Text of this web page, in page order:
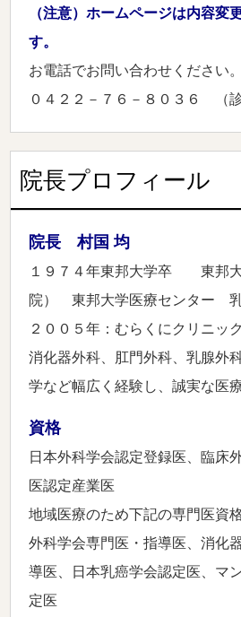
（注意）ホームページは内容変
す。
お電話でお問い合わせください。
０４２２－７６－８０３６ （診
院長プロフィール
院長 村国 均
１９７４年東邦大学卒 東邦大
院） 東邦大学医療センター
２００５年：むらくにクリニッ
消化器外科、肛門外科、乳腺外
学など幅広く経験し、誠実な医
資格
日本外科学会認定登録医、臨床
医認定産業医
地域医療のため下記の専門医資
外科学会専門医・指導医、消化
導医、日本乳癌学会認定医、マ
定医